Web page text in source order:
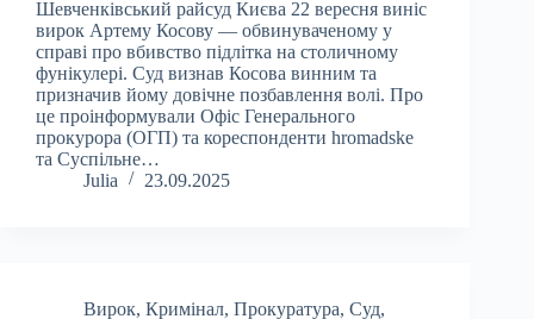
Шевченківський райсуд Києва 22 вересня виніс
вирок Артему Косову — обвинуваченому у
справі про вбивство підлітка на столичному
фунікулері. Суд визнав Косова винним та
призначив йому довічне позбавлення волі. Про
це проінформували Офіс Генерального
прокурора (ОГП) та кореспонденти hromadske
та Суспільне…
Julia
23.09.2025
Вирок, Кримінал, Прокуратура, Суд,